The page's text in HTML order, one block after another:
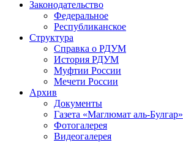
Законодательство
Федеральное
Республиканское
Структура
Справка о РДУМ
История РДУМ
Муфтии России
Мечети России
Архив
Документы
Газета «Маглюмат аль-Булгар»
Фотогалерея
Видеогалерея